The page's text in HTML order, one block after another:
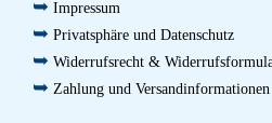
➥ Impressum
➥ Privatsphäre und Datenschutz
➥ Widerrufsrecht &
➥ Zahlung und Versandinformationen